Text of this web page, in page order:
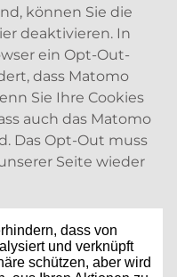
können Sie die
deaktivieren. In
ein Opt-Out-
dass Matomo
Sie Ihre Cookies
auch das Matomo
Das Opt-Out muss
Seite wieder